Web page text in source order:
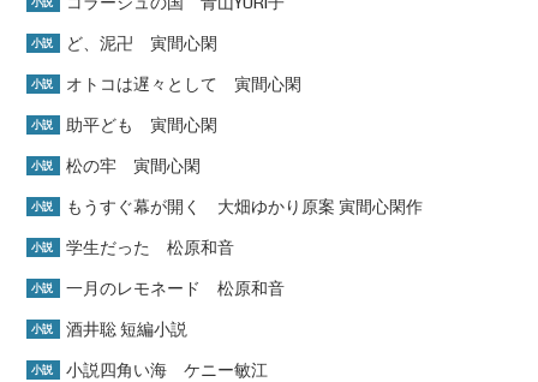
小説 ど、泥卍 寅間心閑
小説 オトコは遅々として 寅間心閑
小説 助平ども 寅間心閑
小説 松の牢 寅間心閑
小説 もうすぐ幕が開く 大畑ゆかり原案 寅間心閑作
小説 学生だった 松原和音
小説 一月のレモネード 松原和音
小説 酒井聡 短編小説
小説 小説四角い海 ケニー敏江